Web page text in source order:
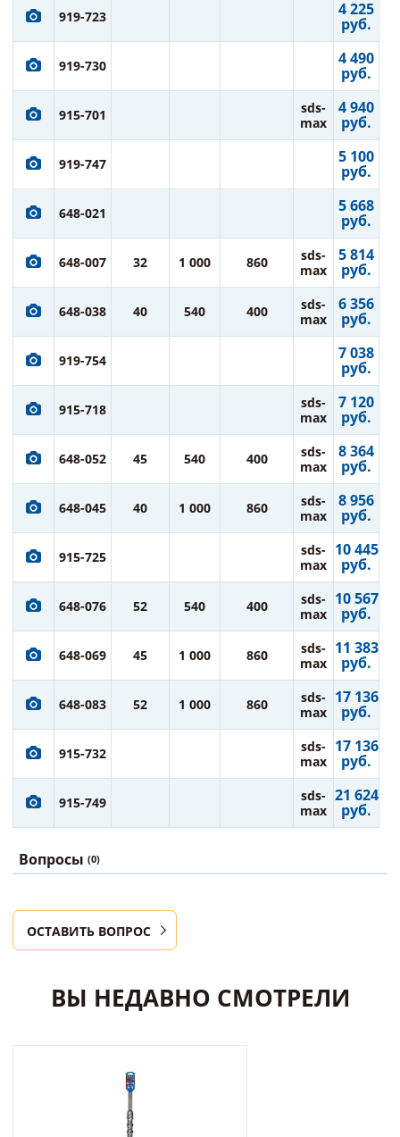
919-723 4 225
руб.
919-730 4 490
руб.
915-701
sds-
max
4 940
руб.
919-747 5 100
руб.
648-021 5 668
руб.
648-007 32 1 000 860
sds-
max
5 814
руб.
648-038 40 540 400
sds-
max
6 356
руб.
919-754 7 038
руб.
915-718
sds-
max
7 120
руб.
648-052 45 540 400
sds-
max
8 364
руб.
648-045 40 1 000 860
sds-
max
8 956
руб.
915-725
sds-
max
10 445
руб.
648-076 52 540 400
sds-
max
10 567
руб.
648-069 45 1 000 860
sds-
max
11 383
руб.
648-083 52 1 000 860
sds-
max
17 136
руб.
915-732
sds-
max
17 136
руб.
915-749
sds-
max
21 624
руб.
Вопросы (0)
ОСТАВИТЬ ВОПРОС
ВЫ НЕДАВНО СМОТРЕЛИ